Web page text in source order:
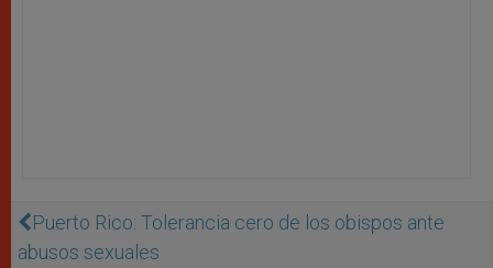
Puerto Rico: Tolerancia cero de los obispos ante
abusos sexuales